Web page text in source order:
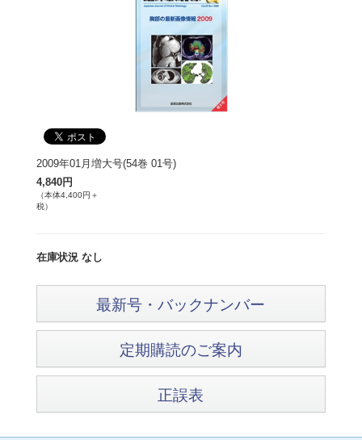
2009年01月増大号(54巻 01号)
4,840円
（本体4,400円＋
税）
在庫状況 なし
最新号・バックナンバー
定期購読のご案内
正誤表